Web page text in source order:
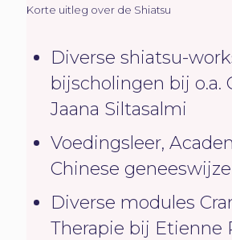
Korte uitleg over de Shiatsu
Diverse shiatsu-
bijscholingen bij o.a.
Jaana Siltasalmi
Voedingsleer,
Chinese
Diverse modules
Therapie bij Etienne